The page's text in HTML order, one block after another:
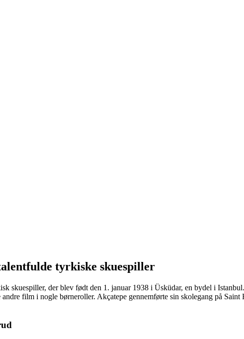
tyrkiske skuespiller
skuespiller, der blev født den 1. januar 1938 i Üsküdar, en bydel i
film i nogle børneroller. Akçatepe gennemførte sin skolegang på